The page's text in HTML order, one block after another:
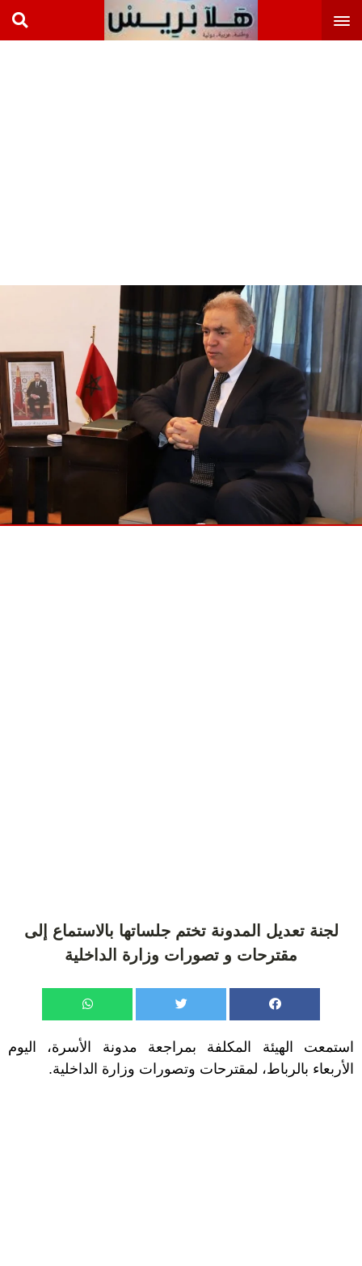
لجنة تعديل المدونة تختم جلساتها بالاستماع إلى
مقترحات و تصورات وزارة الداخلية
استمعت الهيئة المكلفة بمراجعة مدونة الأسرة، اليوم
الأربعاء بالرباط، لمقترحات وتصورات وزارة الداخلية.